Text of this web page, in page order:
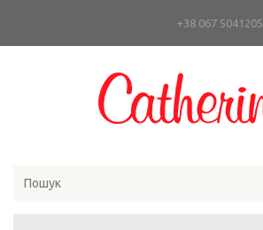
+38 067 5041205